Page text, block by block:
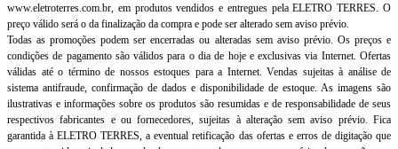
www.eletroterres.com.br, em produtos vendidos e entregues pela ELETRO TERRES. O
preço válido será o da finalização da compra e pode ser alterado sem aviso prévio.
Todas as promoções podem ser encerradas ou alteradas sem aviso prévio. Os preços e
condições de pagamento são válidos para o dia de hoje e exclusivas via Internet. Ofertas
válidas até o término de nossos estoques para a Internet. Vendas sujeitas à análise de
sistema antifraude, confirmação de dados e disponibilidade de estoque. As imagens são
ilustrativas e informações sobre os produtos são resumidas e de responsabilidade de seus
respectivos fabricantes e ou fornecedores, sujeitas à alteração sem aviso prévio. Fica
garantida à ELETRO TERRES, a eventual retificação das ofertas e erros de digitação que